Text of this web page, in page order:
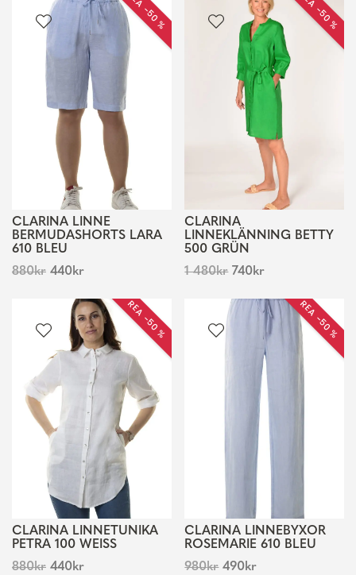
REA −50 %
CLARINA LINNE
BERMUDASHORTS LARA
610 BLEU
880kr 440kr
REA −50 %
CLARINA
LINNEKLÄNNING BETTY
500 GRÜN
1 480kr 740kr
REA −50 %
CLARINA LINNETUNIKA
PETRA 100 WEISS
880kr 440kr
REA −50 %
CLARINA LINNEBYXOR
ROSEMARIE 610 BLEU
980kr 490kr